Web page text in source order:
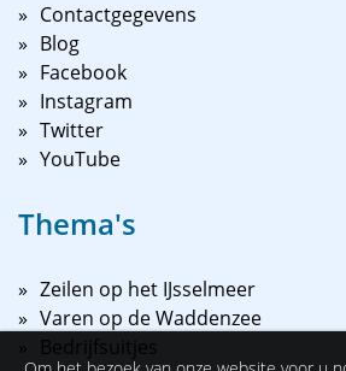
Contactgegevens
Blog
Facebook
Instagram
Twitter
YouTube
Thema's
Zeilen op het IJsselmeer
Varen op de Waddenzee
Bedrijfsuitjes